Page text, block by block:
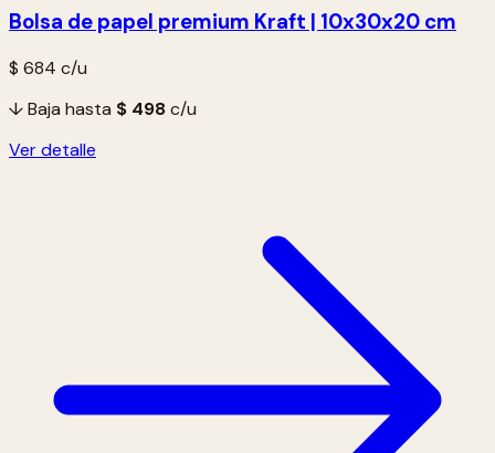
Bolsa de papel premium Kraft | 10x30x20 cm
$ 684 c/u
↓ Baja hasta $ 498c/u
Ver detalle